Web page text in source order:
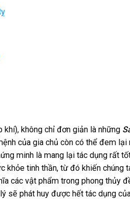
khí), không chỉ đơn giản là những
của gia chủ còn có thể đem
minh là mang lại tác dụng rất
tinh thần, từ đó khiến chúng
các vật phẩm trong phong thủy
sẽ phát huy được hết tác dụng